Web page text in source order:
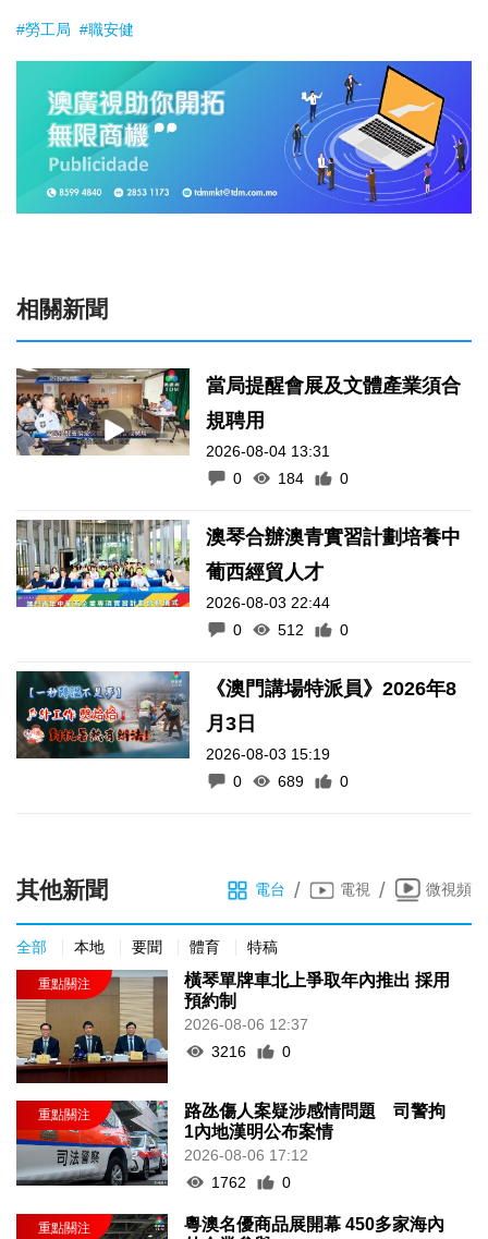
#勞工局 #職安健
相關新聞
當局提醒會展及文體產業須合
規聘用
2026-08-04 13:31
0
184 0
澳琴合辦澳青實習計劃培養中
葡西經貿人才
2026-08-03 22:44
0
512 0
《澳門講場特派員》2026年8
月3日
2026-08-03 15:19
0
689 0
其他新聞 電台 / 電視 / 微視頻
全部 本地 要聞 體育 特稿
橫琴單牌車北上爭取年內推出 採用
預約制
2026-08-06 12:37
3216
0
路氹傷人案疑涉感情問題 司警拘
1內地漢明公布案情
2026-08-06 17:12
1762
0
粵澳名優商品展開幕 450多家海內